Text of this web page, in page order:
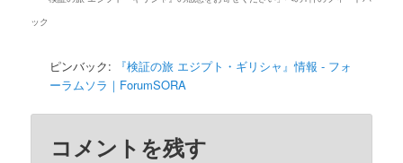
ック
ピンバック:
『検証の旅 エジプト・ギリシャ』情報 - フォ
ーラムソラ｜ForumSORA
コメントを残す